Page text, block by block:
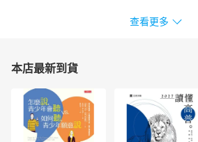
第三章：人生何處不相逢
第四章：隔離與溝通(1)
第四章：隔離與溝通(2)
第五章：不滿、不滿、不滿
第六章：真聰明的好孩子
查看更多
本店最新到貨